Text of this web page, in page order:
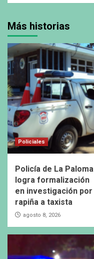
Más historias
Policiales
Policía de La Paloma
logra formalización
en investigación por
rapiña a taxista
agosto 8, 2026